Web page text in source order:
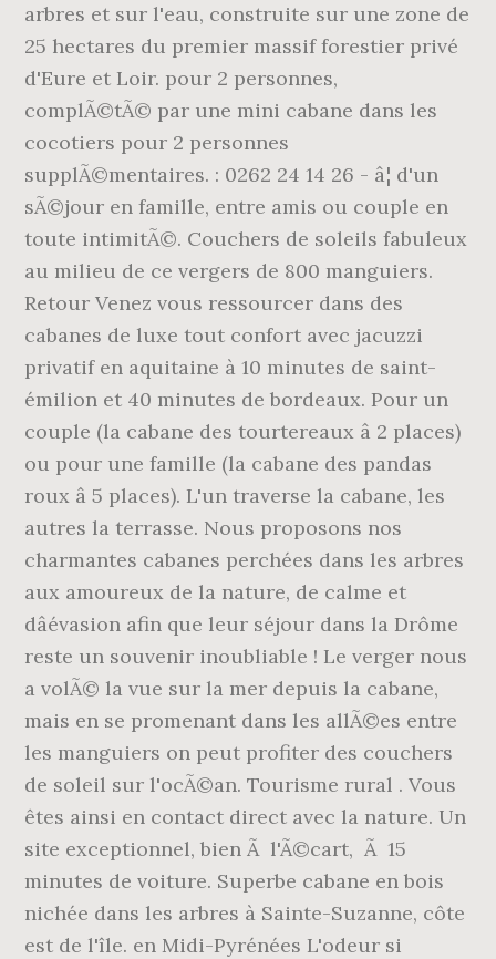
arbres et sur l'eau, construite sur une zone de
25 hectares du premier massif forestier privé
d'Eure et Loir. pour 2 personnes,
complÃ©tÃ© par une mini cabane dans les
cocotiers pour 2 personnes
supplÃ©mentaires. : 0262 24 14 26 - â¦ d'un
sÃ©jour en famille, entre amis ou couple en
toute intimitÃ©. Couchers de soleils fabuleux
au milieu de ce vergers de 800 manguiers.
Retour Venez vous ressourcer dans des
cabanes de luxe tout confort avec jacuzzi
privatif en aquitaine à 10 minutes de saint-
émilion et 40 minutes de bordeaux. Pour un
couple (la cabane des tourtereaux â 2 places)
ou pour une famille (la cabane des pandas
roux â 5 places). L'un traverse la cabane, les
autres la terrasse. Nous proposons nos
charmantes cabanes perchées dans les arbres
aux amoureux de la nature, de calme et
dâévasion afin que leur séjour dans la Drôme
reste un souvenir inoubliable ! Le verger nous
a volÃ© la vue sur la mer depuis la cabane,
mais en se promenant dans les allÃ©es entre
les manguiers on peut profiter des couchers
de soleil sur l'ocÃ©an. Tourisme rural . Vous
êtes ainsi en contact direct avec la nature. Un
site exceptionnel, bien Ã l'Ã©cart, Ã 15
minutes de voiture. Superbe cabane en bois
nichée dans les arbres à Sainte-Suzanne, côte
est de l'île. en Midi-Pyrénées L'odeur si